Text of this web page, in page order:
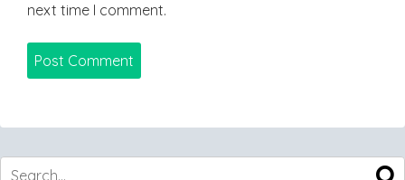
next time I comment.